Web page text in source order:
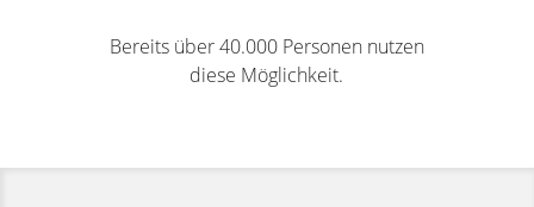
Bereits über 40.000 Personen nutzen
diese Möglichkeit.